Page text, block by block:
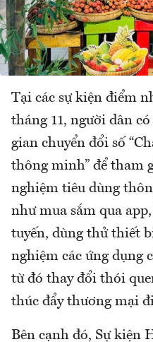
Tại các sự kiện điểm
tháng 11, người dân
gian chuyển đổi số
thông minh” để tham
nghiệm tiêu dùng
như mua sắm qua
tuyến, dùng thử thiết
nghiệm các ứng dụng
từ đó thay đổi thói
thúc đẩy thương mại
Bên cạnh đó, Sự kiện